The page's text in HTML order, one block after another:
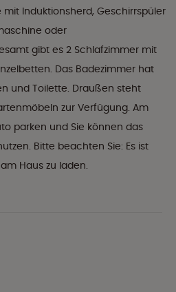
Induktionsherd, Geschirrspüler
oder
gibt es 2 Schlafzimmer mit
Das Badezimmer hat
und Toilette. Draußen steht
zur Verfügung. Am
parken und Sie können das
Bitte beachten Sie: Es ist
Haus zu laden.